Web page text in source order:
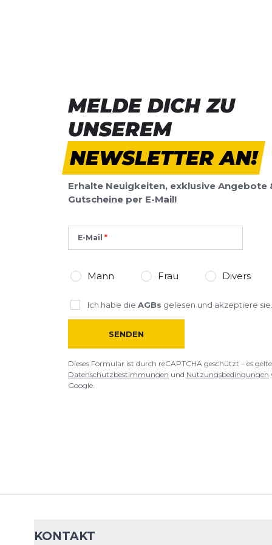
MELDE DICH ZU
UNSEREM
NEWSLETTER AN!
Erhalte Neuigkeiten, exklusive Angebote
Gutscheine per E-Mail!
E-Mail
Mann Frau Divers
Ich habe die AGBs gelesen und akzeptiere sie.
SENDEN
Dieses Formular ist durch reCAPTCHA geschützt – es
Datenschutzbestimmungen und Nutzungsbedingungen
Google.
KONTAKT